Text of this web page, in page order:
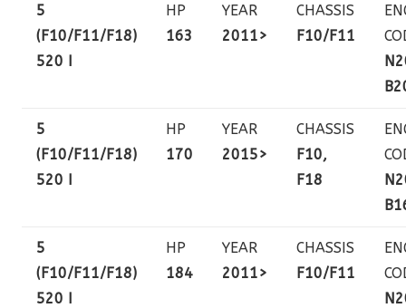
5
(F10/F11/F18)
520 I
HP
163
YEAR
2011>
CHASSIS
F10/F11
5
(F10/F11/F18)
520 I
HP
170
YEAR
2015>
CHASSIS
F10,
F18
5
(F10/F11/F18)
520 I
HP
184
YEAR
2011>
CHASSIS
F10/F11